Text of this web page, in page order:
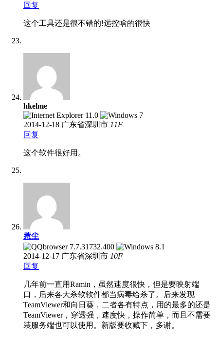
回复
这个工具还是很不错的!远控啥的很快
hkelme
2014-12-18 广东省深圳市 11F
回复
这个软件很好用。
惹尘
2014-12-17 广东省深圳市 10F
回复
几年前一直用Ramin，虽然速度很快，但是要映射端
口，后来各大杀软软件都当病毒给杀了。后来发现
TeamViewer和向日葵，二者各有特点，用的最多的还是
TeamViewer，穿透强，速度快，操作简单，而且不需要
装服务端也可以使用。新版要收藏下，多谢。